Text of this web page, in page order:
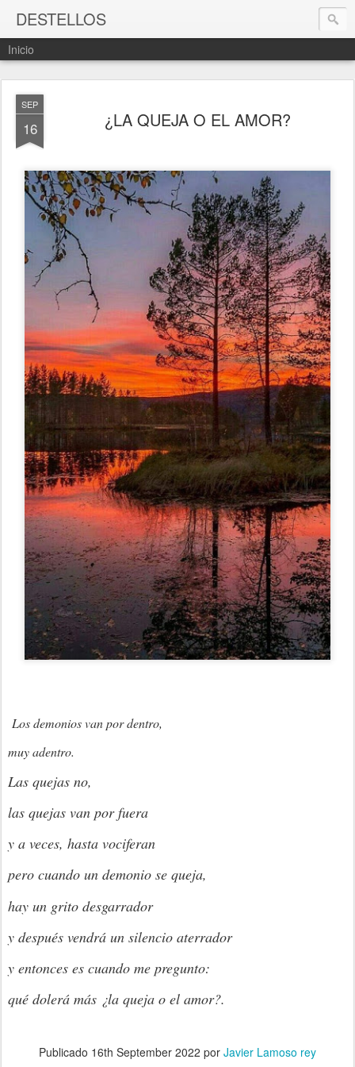
DESTELLOS
Inicio
SEP
16 ¿LA QUEJA O EL AMOR?
Los demonios van por dentro,
muy adentro.
Las quejas no,
las quejas van por fuera
y a veces, hasta vociferan
pero cuando un demonio se queja,
hay un grito desgarrador
y después vendrá un silencio aterrador
y entonces es cuando me pregunto:
qué dolerá más ¿la queja o el amor?.
Publicado 16th September 2022 por Javier Lamoso rey